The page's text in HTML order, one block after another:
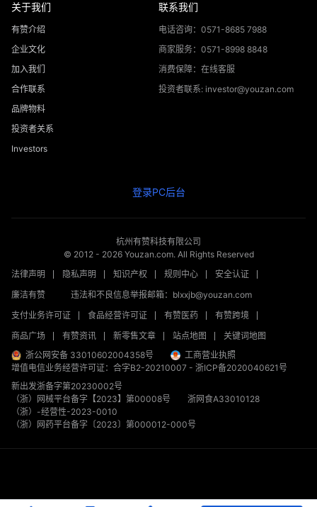
关于我们
有赞介绍
企业文化
加入我们
合作联系
品牌物料
投资者关系
Investors
联系我们
电话咨询：0571-8685 7988
商家服务：0571-8998 8848
消费保障：在线客服
投资者联系: investor@youzan.com
登录PC后台
杭州有赞科技有限公司
© 2012 - 2026Youzan.com. All Rights Reserved
法律声明
隐私声明 知识产权 规则中心
安全认证
廉洁有赞
违法和不良信息举报邮箱：blxxjb@youzan.com
支付业务许可证
食品经营许可证 有赞医药
有赞跨境
商品广场
有赞资讯 新零售文章 站点地图
关键词地图
浙公网安备 33010602004358号
工商营业执照
增值电信业务经营许可证：合字B2-20210007 - 浙ICP备2020040621号
新出发浙备字第20230002号
（浙）网械平台备字【2023】第00008号
浙网食A33010128
（浙）-经营性-2023-0010
（浙）网药平台备字〔2023〕第000012-000号